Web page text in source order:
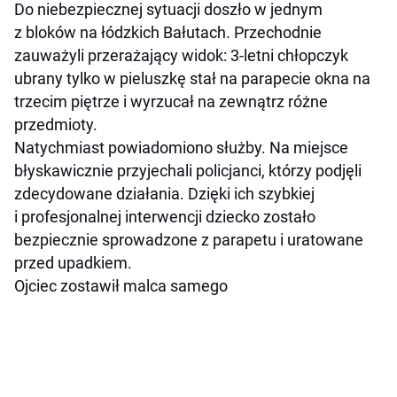
Do niebezpiecznej sytuacji doszło w jednym
z bloków na łódzkich Bałutach. Przechodnie
zauważyli przerażający widok: 3-letni chłopczyk
ubrany tylko w pieluszkę stał na parapecie okna na
trzecim piętrze i wyrzucał na zewnątrz różne
przedmioty.
Natychmiast powiadomiono służby. Na miejsce
błyskawicznie przyjechali policjanci, którzy podjęli
zdecydowane działania. Dzięki ich szybkiej
i profesjonalnej interwencji dziecko zostało
bezpiecznie sprowadzone z parapetu i uratowane
przed upadkiem.
Ojciec zostawił malca samego